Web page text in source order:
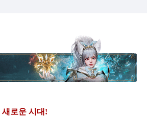
로운 시대!